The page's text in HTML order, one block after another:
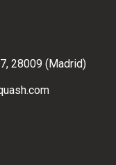
28009 (Madrid)